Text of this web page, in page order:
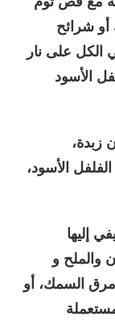
شرائح
الكل على نار
الأسود
ب : 2 ملعقتان زبدة،
الأسود،
إليها
والملح و
مرق السمك، أو